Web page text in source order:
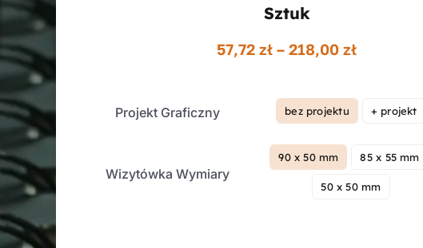
Sztuk
57,72zł – 218,00złZakres
57,72 zł
do
218,00 zł
Projekt Graficzny bez projektu + projekt
Wizytówka Wymiary
90 x 50 mm 85 x 55 mm
50 x 50 mm